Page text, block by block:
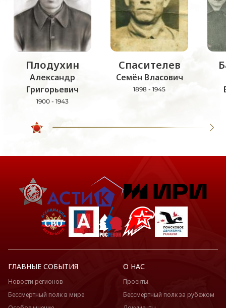
Плодухин
Александр
Григорьевич
1900 - 1943
Спасителев
Семён Власович
1898 - 1945
ГЛАВНЫЕ СОБЫТИЯ
Новости регионов
Бессмертный полк в мире
О НАС
Проекты
Бессмертный полк за рубежом